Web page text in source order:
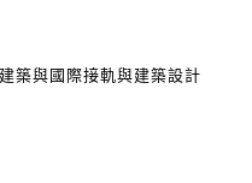
築與國際接軌與建築設計